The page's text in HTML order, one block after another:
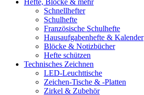
Hefte, Blöcke & mehr
Schnellhefter
Schulhefte
Französische Schulhefte
Hausaufgabenhefte & Kalender
Blöcke & Notizbücher
Hefte schützen
Technisches Zeichnen
LED-Leuchttische
Zeichen-Tische & -Platten
Zirkel & Zubehör